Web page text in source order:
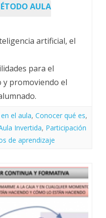
AULA
artificial, el
para el
y promoviendo el
el aula, Conocer qué es,
Invertida, Participación
de aprendizaje